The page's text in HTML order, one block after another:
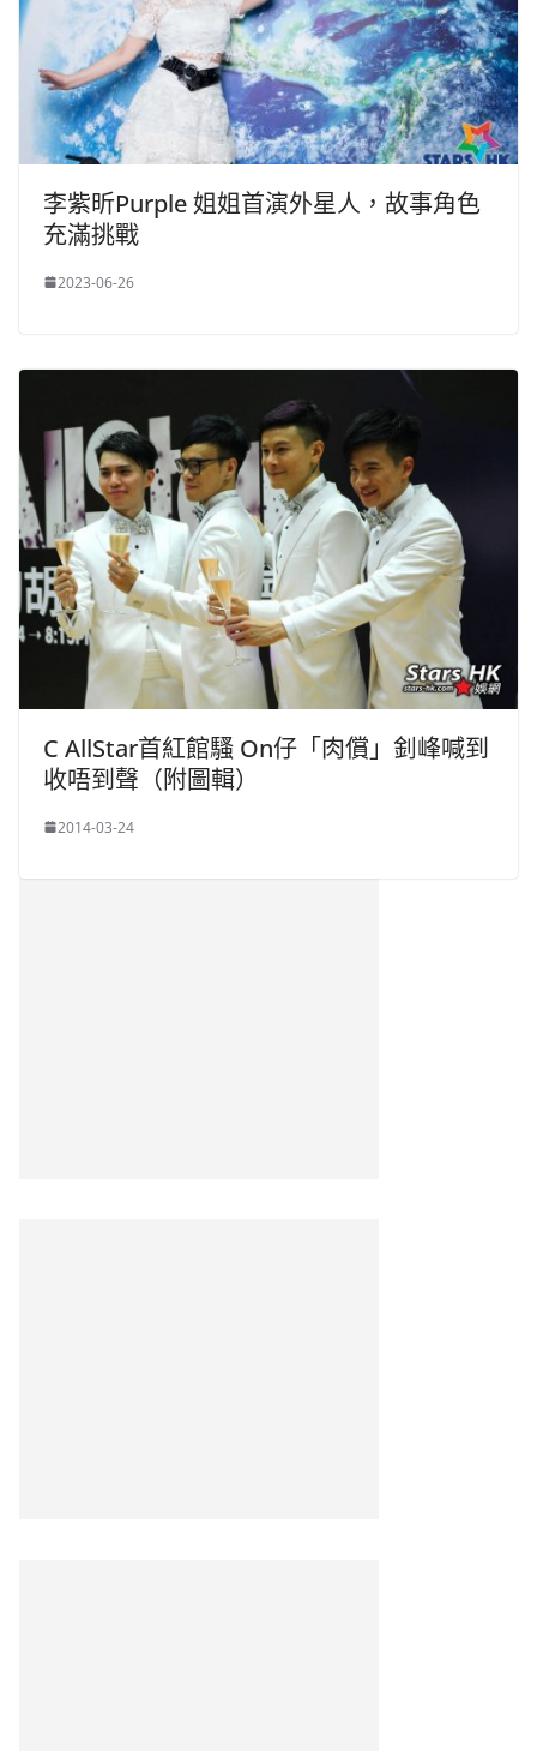
李紫昕Purple 姐姐首演外星人，故事角色
充滿挑戰
2023-06-26
C AllStar首紅館騷 On仔「肉償」釗峰喊到
收唔到聲（附圖輯）
2014-03-24